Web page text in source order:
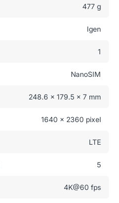
477 g
Igen
1
NanoSIM
248.6 x 179.5 x 7 mm
1640 x 2360 pixel
LTE
5
4K@60 fps